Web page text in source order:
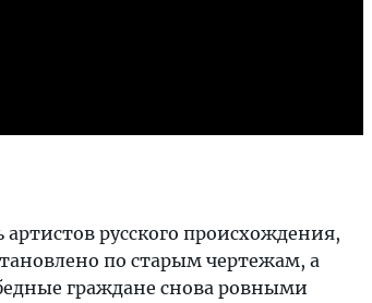
артистов русского происхождения,
по старым чертежам, а
граждане снова ровными